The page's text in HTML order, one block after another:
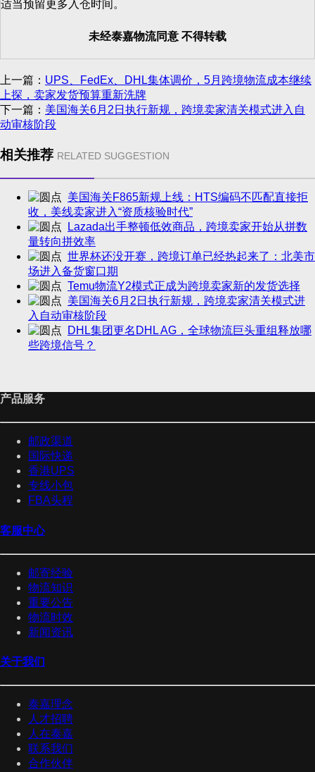
适当预留更多入仓时间。
未经泰嘉物流同意 不得转载
上一篇： UPS、FedEx、DHL集体调价，5月跨境物流成本继续
上探，卖家发货预算重新洗牌
下一篇： 美国海关6月2日执行新规，跨境卖家清关模式进入自
动审核阶段
相关推荐 RELATED SUGGESTION
美国海关F865新规上线：HTS编码不匹配直接拒
收，美线卖家进入“资质核验时代”
Lazada出手整顿低效商品，跨境卖家开始从拼数
量转向拼效率
世界杯还没开赛，跨境订单已经热起来了：北美市
场进入备货窗口期
Temu物流Y2模式正成为跨境卖家新的发货选择
美国海关6月2日执行新规，跨境卖家清关模式进
入自动审核阶段
DHL集团更名DHL AG，全球物流巨头重组释放哪
些跨境信号？
产品服务
邮政渠道
国际快递
香港UPS
专线小包
FBA头程
客服中心
邮寄经验
物流知识
重要公告
物流时效
新闻资讯
关于我们
泰嘉理念
人才招聘
人在泰嘉
联系我们
合作伙伴